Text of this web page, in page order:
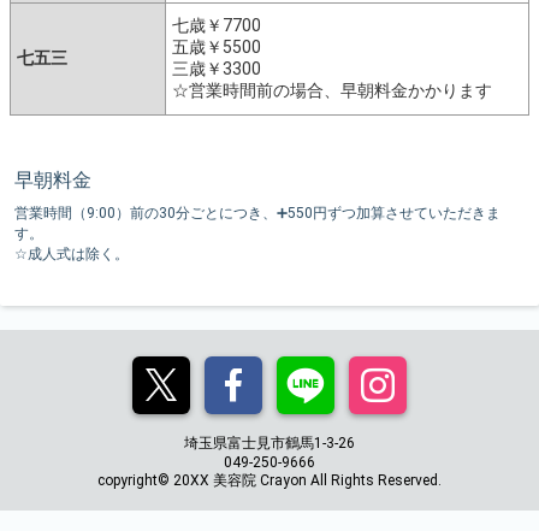
七五三
七歳￥7700
五歳￥5500
三歳￥3300
☆営業時間前の場合、早朝料金かかります
早朝料金
営業時間（9:00）前の30分ごとにつき、➕550円ずつ加算させていただきま
す。
☆成人式は除く。
埼玉県富士見市鶴馬1-3-26
049-250-9666
copyright© 20XX 美容院 Crayon All Rights Reserved.